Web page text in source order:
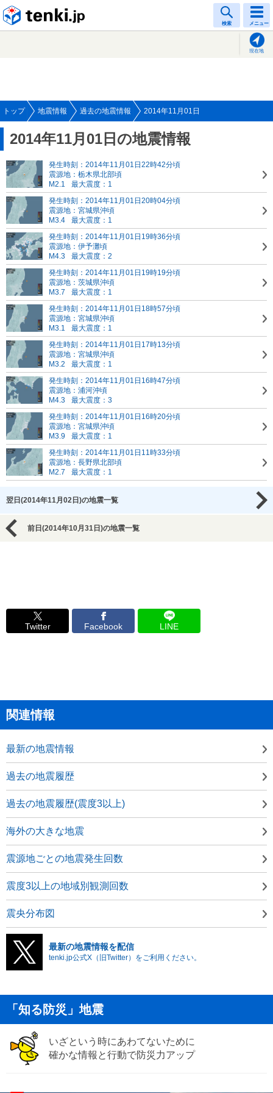
検索 メニュー
現在地
トップ 地震情報 過去の地震情報 2014年11月01日
2014年11月01日の地震情報
発生時刻：2014年11月01日22時42分頃
震源地：栃木県北部頃
M2.1
最大震度：1
発生時刻：2014年11月01日20時04分頃
震源地：宮城県沖頃
M3.4
最大震度：1
発生時刻：2014年11月01日19時36分頃
震源地：伊予灘頃
M4.3
最大震度：2
発生時刻：2014年11月01日19時19分頃
震源地：茨城県沖頃
M3.7
最大震度：1
発生時刻：2014年11月01日18時57分頃
震源地：宮城県沖頃
M3.1
最大震度：1
発生時刻：2014年11月01日17時13分頃
震源地：宮城県沖頃
M3.2
最大震度：1
発生時刻：2014年11月01日16時47分頃
震源地：浦河沖頃
M4.3
最大震度：3
発生時刻：2014年11月01日16時20分頃
震源地：宮城県沖頃
M3.9
最大震度：1
発生時刻：2014年11月01日11時33分頃
震源地：長野県北部頃
M2.7
最大震度：1
翌日(2014年11月02日)の地震一覧
前日(2014年10月31日)の地震一覧
Twitter Facebook LINE
関連情報
最新の地震情報
過去の地震履歴
過去の地震履歴(震度3以上)
海外の大きな地震
震源地ごとの地震発生回数
震度3以上の地域別観測回数
震央分布図
最新の地震情報を配信
tenki.jp公式X（旧Twitter）をご利用ください。
「知る防災」地震
いざという時にあわてないために
確かな情報と行動で防災力アップ